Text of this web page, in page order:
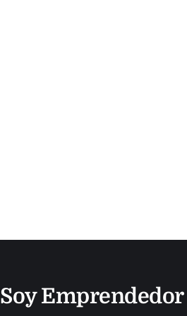
Soy Emprendedor